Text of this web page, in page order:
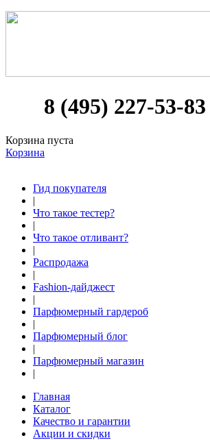
8 (495) 227-53-83
Корзина пуста
Корзина
Гид покупателя
|
Что такое тестер?
|
Что такое отливант?
|
Распродажа
|
Fashion-дайджест
|
Парфюмерный гардероб
|
Парфюмерный блог
|
Парфюмерный магазин
|
Главная
Каталог
Качество и гарантии
Акции и скидки